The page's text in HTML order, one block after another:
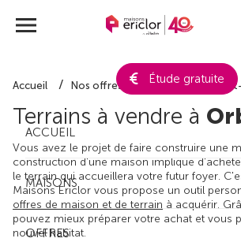
Étude gratuite
ACCUEIL
MAISONS
OFFRES
Accueil Nos offres de terrain Indre-
Terrains à vendre à
Vous avez le projet de faire construire une
construction d'une maison implique
le terrain qui accueillera votre futur foyer.
Maisons Ericlor vous propose un outil
offres de maison et de terrain à acquérir.
pouvez mieux préparer votre achat et vous
nouvel habitat.